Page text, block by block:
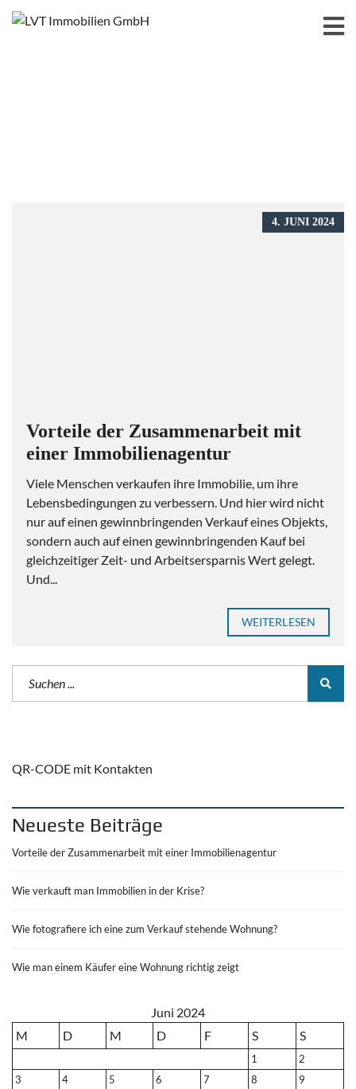
4. JUNI 2024
Vorteile der Zusammenarbeit mit
einer Immobilienagentur
Viele Menschen verkaufen ihre Immobilie, um ihre
Lebensbedingungen zu verbessern. Und hier wird nicht
nur auf einen gewinnbringenden Verkauf eines Objekts,
sondern auch auf einen gewinnbringenden Kauf bei
gleichzeitiger Zeit- und Arbeitsersparnis Wert gelegt.
Und...
WEITERLESEN
QR-CODE mit Kontakten
Neueste Beiträge
Vorteile der Zusammenarbeit mit einer Immobilienagentur
Wie verkauft man Immobilien in der Krise?
Wie fotografiere ich eine zum Verkauf stehende Wohnung?
Wie man einem Käufer eine Wohnung richtig zeigt
Juni 2024
M
D M D F S S
1
2
3
4 5 6 7 8
9